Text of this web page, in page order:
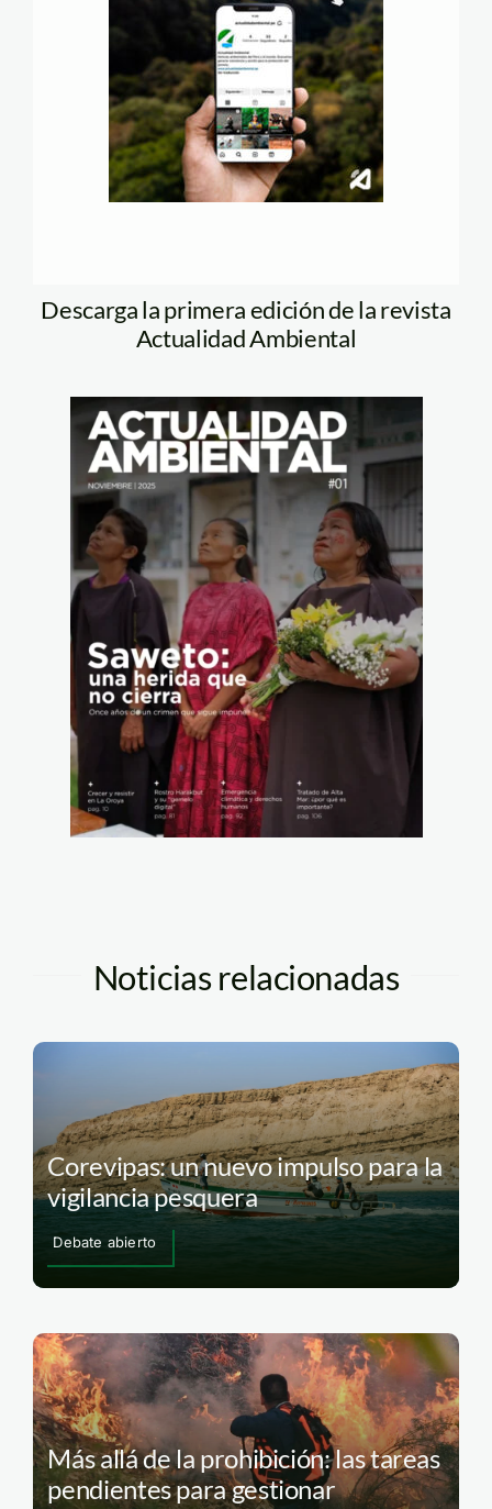
Descarga la primera edición de la revista
Actualidad Ambiental
Noticias relacionadas
Corevipas: un nuevo impulso para la
vigilancia pesquera
Debate abierto
Más allá de la prohibición: las tareas
pendientes para gestionar